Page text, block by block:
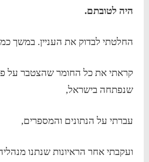
היה לטובתם.
החלטתי לבדוק את העניין. במשך
קראתי את כל החומר שהצטבר על
שנפתחה בישראל,
עברתי על הנתונים והמספרים,
ועקבתי אחר הראיונות שנתנו